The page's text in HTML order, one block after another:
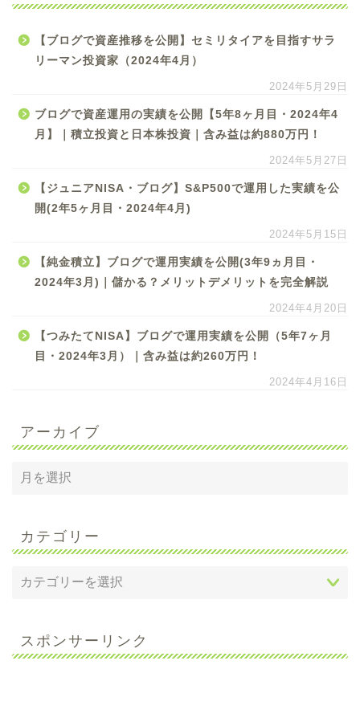
【ブログで資産推移を公開】セミリタイアを目指すサラ
リーマン投資家（2024年4月）
2024年5月29日
ブログで資産運用の実績を公開【5年8ヶ月目・2024年4
月】｜積立投資と日本株投資｜含み益は約880万円！
2024年5月27日
【ジュニアNISA・ブログ】S&P500で運用した実績を公
開(2年5ヶ月目・2024年4月)
2024年5月15日
【純金積立】ブログで運用実績を公開(3年9ヵ月目・
2024年3月)｜儲かる？メリットデメリットを完全解説
2024年4月20日
【つみたてNISA】ブログで運用実績を公開（5年7ヶ月
目・2024年3月）｜含み益は約260万円！
2024年4月16日
アーカイブ
カテゴリー
スポンサーリンク